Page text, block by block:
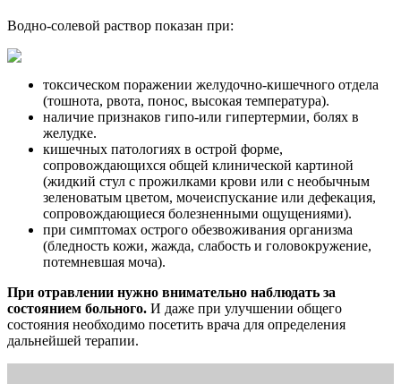
Водно-солевой раствор показан при:
токсическом поражении желудочно-кишечного отдела
(тошнота, рвота, понос, высокая температура).
наличие признаков гипо-или гипертермии, болях в
желудке.
кишечных патологиях в острой форме,
сопровождающихся общей клинической картиной
(жидкий стул с прожилками крови или с необычным
зеленоватым цветом, мочеиспускание или дефекация,
сопровождающиеся болезненными ощущениями).
при симптомах острого обезвоживания организма
(бледность кожи, жажда, слабость и головокружение,
потемневшая моча).
При отравлении нужно внимательно наблюдать за
состоянием больного. И даже при улучшении общего
состояния необходимо посетить врача для определения
дальнейшей терапии.